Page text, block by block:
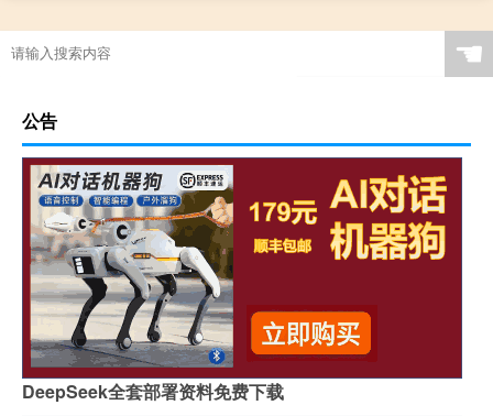
☚
公告
DeepSeek全套部署资料免费下载